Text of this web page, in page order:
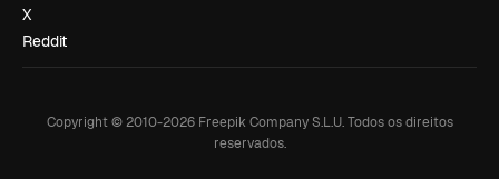
X
Reddit
Copyright © 2010-2026Freepik Company S.L.U. Todos os direitos
reservados.